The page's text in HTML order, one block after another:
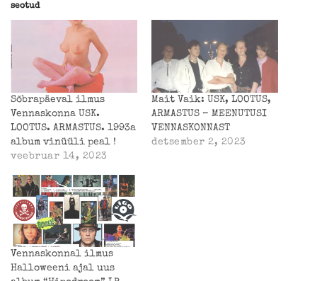
seotud
Sõbrapäeval ilmus
Vennaskonna USK.
LOOTUS. ARMASTUS. 1993a
album vinüüli peal !
veebruar 14, 2023
Mait Vaik: USK, LOOTUS,
ARMASTUS – MEENUTUSI
VENNASKONNAST
detsember 2, 2023
Vennaskonnal ilmus
Halloweeni ajal uus